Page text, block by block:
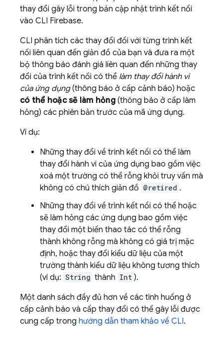
thay đổi gây lỗi trong bản cập nhật trình kết nối
vào CLI Firebase.
CLI phân tích các thay đổi đối với từng trình kết
nối liên quan đến giản đồ của bạn và đưa ra một
bộ thông báo đánh giá liên quan đến những thay
đổi của trình kết nối có thể làm thay đổi hành vi
của ứng dụng(thông báo ở cấp cảnh báo) hoặc
có thể hoặc sẽ làm hỏng(thông báo ở cấp làm
hỏng) các phiên bản trước của mã ứng dụng.
Ví dụ:
Những thay đổi về trình kết nối có thể làm
thay đổi hành vi của ứng dụng bao gồm việc
xoá một trường có thể rỗng khỏi truy vấn mà
không có chú thích giản đồ @retired .
Những thay đổi về trình kết nối có thể hoặc
sẽ làm hỏng các ứng dụng bao gồm việc
thay đổi một biến thao tác có thể rỗng
thành không rỗng mà không có giá trị mặc
định, hoặc thay đổi kiểu dữ liệu của một
trường thành kiểu dữ liệu không tương thích
(ví dụ: String thành Int ).
Một danh sách đầy đủ hơn về các tình huống ở
cấp cảnh báo và cấp thay đổi có thể gây lỗi được
cung cấp trong hướng dẫn tham khảo về CLI.